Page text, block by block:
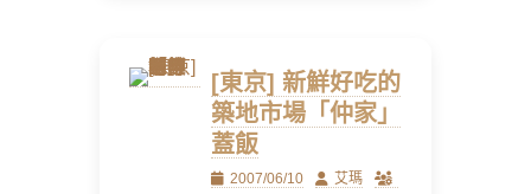
[東京] 新鮮好吃的
築地市場「仲家」
蓋飯
Posted
2007/06/10 Author
艾瑪